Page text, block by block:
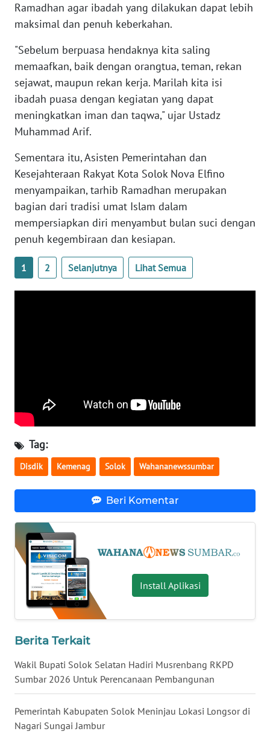
Ramadhan agar ibadah yang dilakukan dapat lebih
maksimal dan penuh keberkahan.
"Sebelum berpuasa hendaknya kita saling
memaafkan, baik dengan orangtua, teman, rekan
sejawat, maupun rekan kerja. Marilah kita isi
ibadah puasa dengan kegiatan yang dapat
meningkatkan iman dan taqwa," ujar Ustadz
Muhammad Arif.
Sementara itu, Asisten Pemerintahan dan
Kesejahteraan Rakyat Kota Solok Nova Elfino
menyampaikan, tarhib Ramadhan merupakan
bagian dari tradisi umat Islam dalam
mempersiapkan diri menyambut bulan suci dengan
penuh kegembiraan dan kesiapan.
1 2 Selanjutnya Lihat Semua
Tag:
Disdik Kemenag Solok Wahananewssumbar
Beri Komentar
Install Aplikasi
Berita Terkait
Wakil Bupati Solok Selatan Hadiri Musrenbang RKPD
Sumbar 2026 Untuk Perencanaan Pembangunan
Pemerintah Kabupaten Solok Meninjau Lokasi Longsor di
Nagari Sungai Jambur
WN
JAMBI
WN
SULTRA
WN
NTB
SULTENG
WN
SULBAR
WN
BABEL
WN
SUMBAR
WN
LAMPUNG
WN
JATENG
NUSANTARA
WN
JOGJA
WN
JATIM
WN
BALI
WN
KALBAR
WN